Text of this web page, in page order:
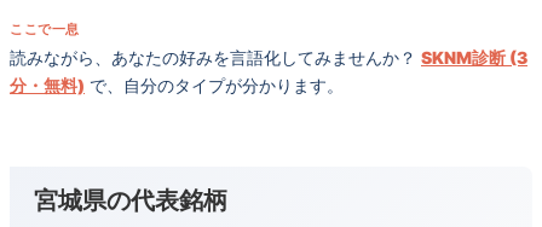
ここで一息
読みながら、あなたの好みを言語化してみませんか？ SKNM診断 (3
分・無料) で、自分のタイプが分かります。
宮城県の代表銘柄